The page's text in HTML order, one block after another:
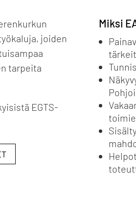
joiden
tarpeita
EGTS-
Miksi